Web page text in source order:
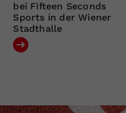
bei Fifteen Seconds
Sports in der Wiener
Stadthalle